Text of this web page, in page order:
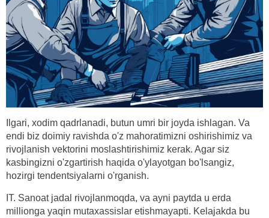
Ilgari, xodim qadrlanadi, butun umri bir joyda ishlagan. Va
endi biz doimiy ravishda o'z mahoratimizni oshirishimiz va
rivojlanish vektorini moslashtirishimiz kerak. Agar siz
kasbingizni o'zgartirish haqida o'ylayotgan bo'lsangiz,
hozirgi tendentsiyalarni o'rganish.
IT. Sanoat jadal rivojlanmoqda, va ayni paytda u erda
millionga yaqin mutaxassislar etishmayapti. Kelajakda bu